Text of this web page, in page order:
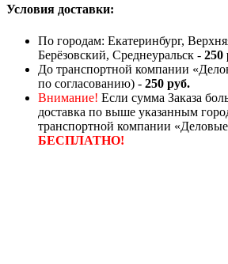
Условия доставки:
По городам: Екатеринбург,
Берёзовский, Среднеуральск - 250
До транспортной компании
по согласованию) - 250 руб.
Внимание! Если сумма Заказа
доставка по выше указанным
транспортной компании
БЕСПЛАТНО!